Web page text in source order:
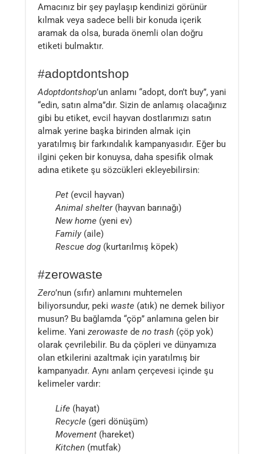
Amacınız bir şey paylaşıp kendinizi görünür
kılmak veya sadece belli bir konuda içerik
aramak da olsa, burada önemli olan doğru
etiketi bulmaktır.
#adoptdontshop
Adoptdontshop’un anlamı “adopt, don’t buy”, yani
“edin, satın alma”dır. Sizin de anlamış olacağınız
gibi bu etiket, evcil hayvan dostlarımızı satın
almak yerine başka birinden almak için
yaratılmış bir farkındalık kampanyasıdır. Eğer bu
ilgini çeken bir konuysa, daha spesifik olmak
adına etikete şu sözcükleri ekleyebilirsin:
Pet (evcil hayvan)
Animal shelter (hayvan barınağı)
New home (yeni ev)
Family (aile)
Rescue dog (kurtarılmış köpek)
#zerowaste
Zero’nun (sıfır) anlamını muhtemelen
biliyorsundur, peki waste (atık) ne demek biliyor
musun? Bu bağlamda “çöp” anlamına gelen bir
kelime. Yani zerowaste de no trash (çöp yok)
olarak çevrilebilir. Bu da çöpleri ve dünyamıza
olan etkilerini azaltmak için yaratılmış bir
kampanyadır. Aynı anlam çerçevesi içinde şu
kelimeler vardır:
Life (hayat)
Recycle (geri dönüşüm)
Movement (hareket)
Kitchen (mutfak)